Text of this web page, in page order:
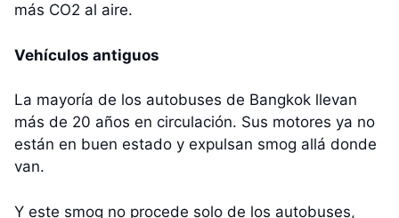
más CO2 al aire.
Vehículos antiguos
La mayoría de los autobuses de Bangkok llevan
más de 20 años en circulación. Sus motores ya no
están en buen estado y expulsan smog allá donde
van.
Y este smog no procede solo de los autobuses,